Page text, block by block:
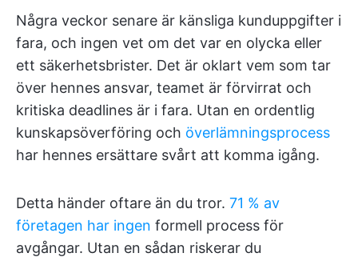
Några veckor senare är känsliga kunduppgifter i
fara, och ingen vet om det var en olycka eller
ett säkerhetsbrister. Det är oklart vem som tar
över hennes ansvar, teamet är förvirrat och
kritiska deadlines är i fara. Utan en ordentlig
kunskapsöverföring och överlämningsprocess
har hennes ersättare svårt att komma igång.
Detta händer oftare än du tror. 71 % av
företagen har ingen formell process för
avgångar. Utan en sådan riskerar du